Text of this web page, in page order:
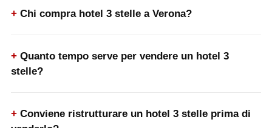
Chi compra hotel 3 stelle a Verona?
Quanto tempo serve per vendere un hotel 3
stelle?
Conviene ristrutturare un hotel 3 stelle prima di